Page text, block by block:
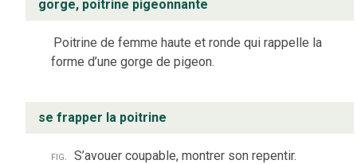
gorge, poitrine pigeonnante
Poitrine de femme haute et ronde qui rappelle la
forme d’une gorge de pigeon.
se frapper la poitrine
fig. S’avouer coupable, montrer son repentir.